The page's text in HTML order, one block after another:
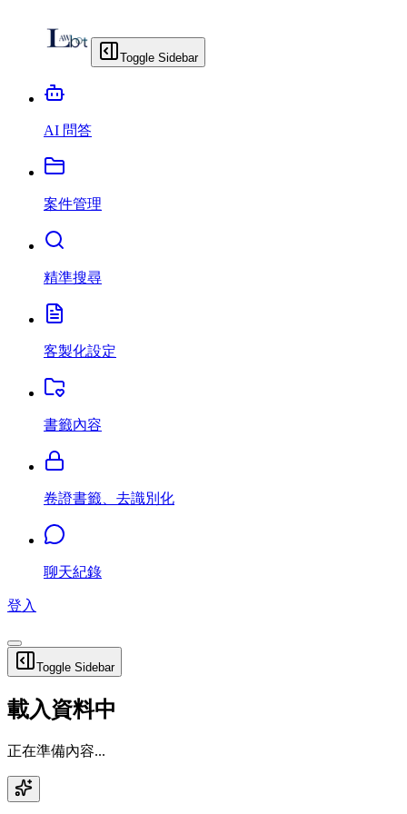
Toggle Sidebar
AI 問答
案件管理
精準搜尋
客製化設定
書籤內容
卷證書籤、去識別化
聊天紀錄
登入
Toggle Sidebar
載入資料中
正在準備內容...